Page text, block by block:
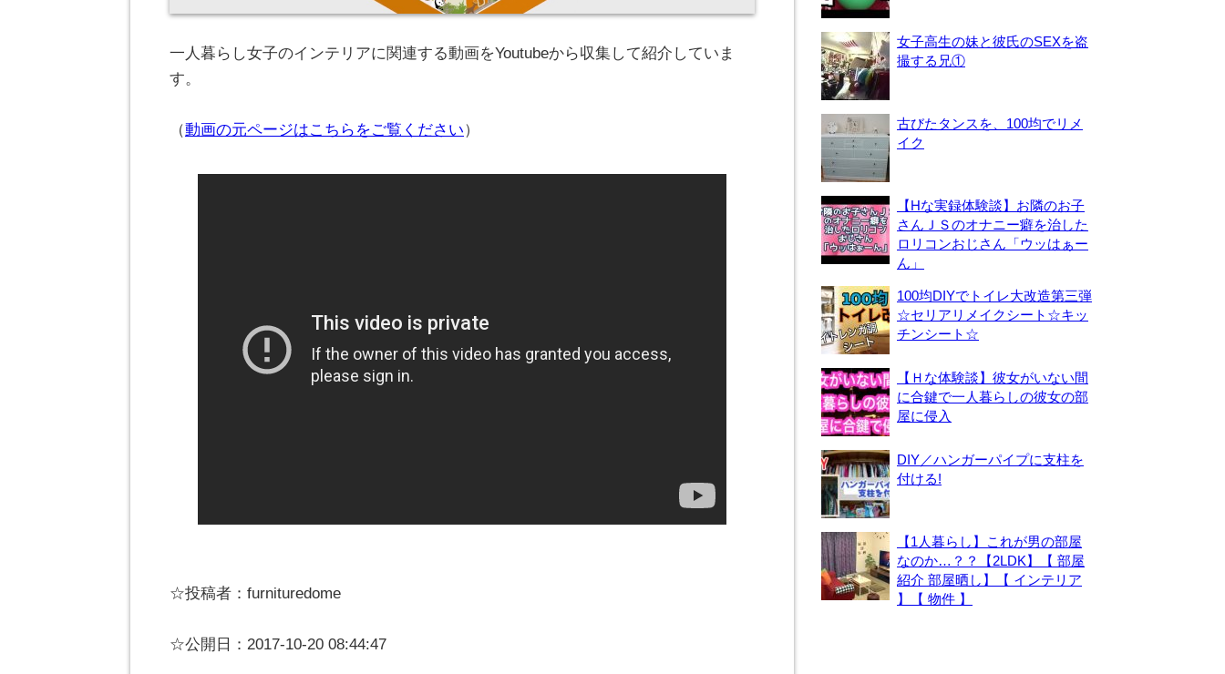
一人暮らし女子のインテリアに関連する動画をYoutubeから収集して紹介していま
す。
（動画の元ページはこちらをご覧ください）
☆投稿者：furnituredome
☆公開日：2017-10-20 08:44:47
女子高生の妹と彼氏のSEXを盗
撮する兄①
古びたタンスを、100均でリメ
イク
【Hな実録体験談】お隣のお子
さんＪＳのオナニー癖を治した
ロリコンおじさん「ウッはぁー
ん」
100均DIYでトイレ大改造第三弾
☆セリアリメイクシート☆キッ
チンシート☆
【Ｈな体験談】彼女がいない間
に合鍵で一人暮らしの彼女の部
屋に侵入
DIY／ハンガーパイプに支柱を
付ける!
【1人暮らし】これが男の部屋
なのか…？？【2LDK】【 部屋
紹介 部屋晒し】【 インテリア
】【 物件 】